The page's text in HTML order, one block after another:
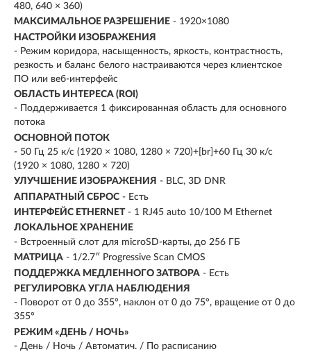
480, 640 × 360)
МАКСИМАЛЬНОЕ РАЗРЕШЕНИЕ - 1920×1080
НАСТРОЙКИ ИЗОБРАЖЕНИЯ
- Режим коридора, насыщенность, яркость, контрастность,
резкость и баланс белого настраиваются через клиентское
ПО или веб-интерфейс
ОБЛАСТЬ ИНТЕРЕСА (ROI)
- Поддерживается 1 фиксированная область для основного
потока
ОСНОВНОЙ ПОТОК
- 50 Гц 25 к/с (1920 × 1080, 1280 × 720)+[br]+60 Гц 30 к/с
(1920 × 1080, 1280 × 720)
УЛУЧШЕНИЕ ИЗОБРАЖЕНИЯ - BLC, 3D DNR
АППАРАТНЫЙ СБРОС - Есть
ИНТЕРФЕЙС ETHERNET - 1 RJ45 auto 10/100 М Ethernet
ЛОКАЛЬНОЕ ХРАНЕНИЕ
- Встроенный слот для microSD-карты, до 256 ГБ
МАТРИЦА - 1/2.7″ Progressive Scan CMOS
ПОДДЕРЖКА МЕДЛЕННОГО ЗАТВОРА - Есть
РЕГУЛИРОВКА УГЛА НАБЛЮДЕНИЯ
- Поворот от 0 до 355°, наклон от 0 до 75°, вращение от 0 до
355°
РЕЖИМ «ДЕНЬ / НОЧЬ»
- День / Ночь / Автоматич. / По расписанию